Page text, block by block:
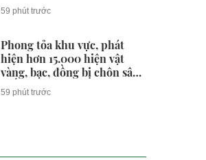
chồng phát hiện khi thay
sàn nhà
59 phút trước
Phong tỏa khu vực, phát
hiện hơn 15.000 hiện vật
vàng, bạc, đồng bị chôn sâu
suốt 1.500 năm - giá trị
tương đương 63 tỷ đồng
59 phút trước